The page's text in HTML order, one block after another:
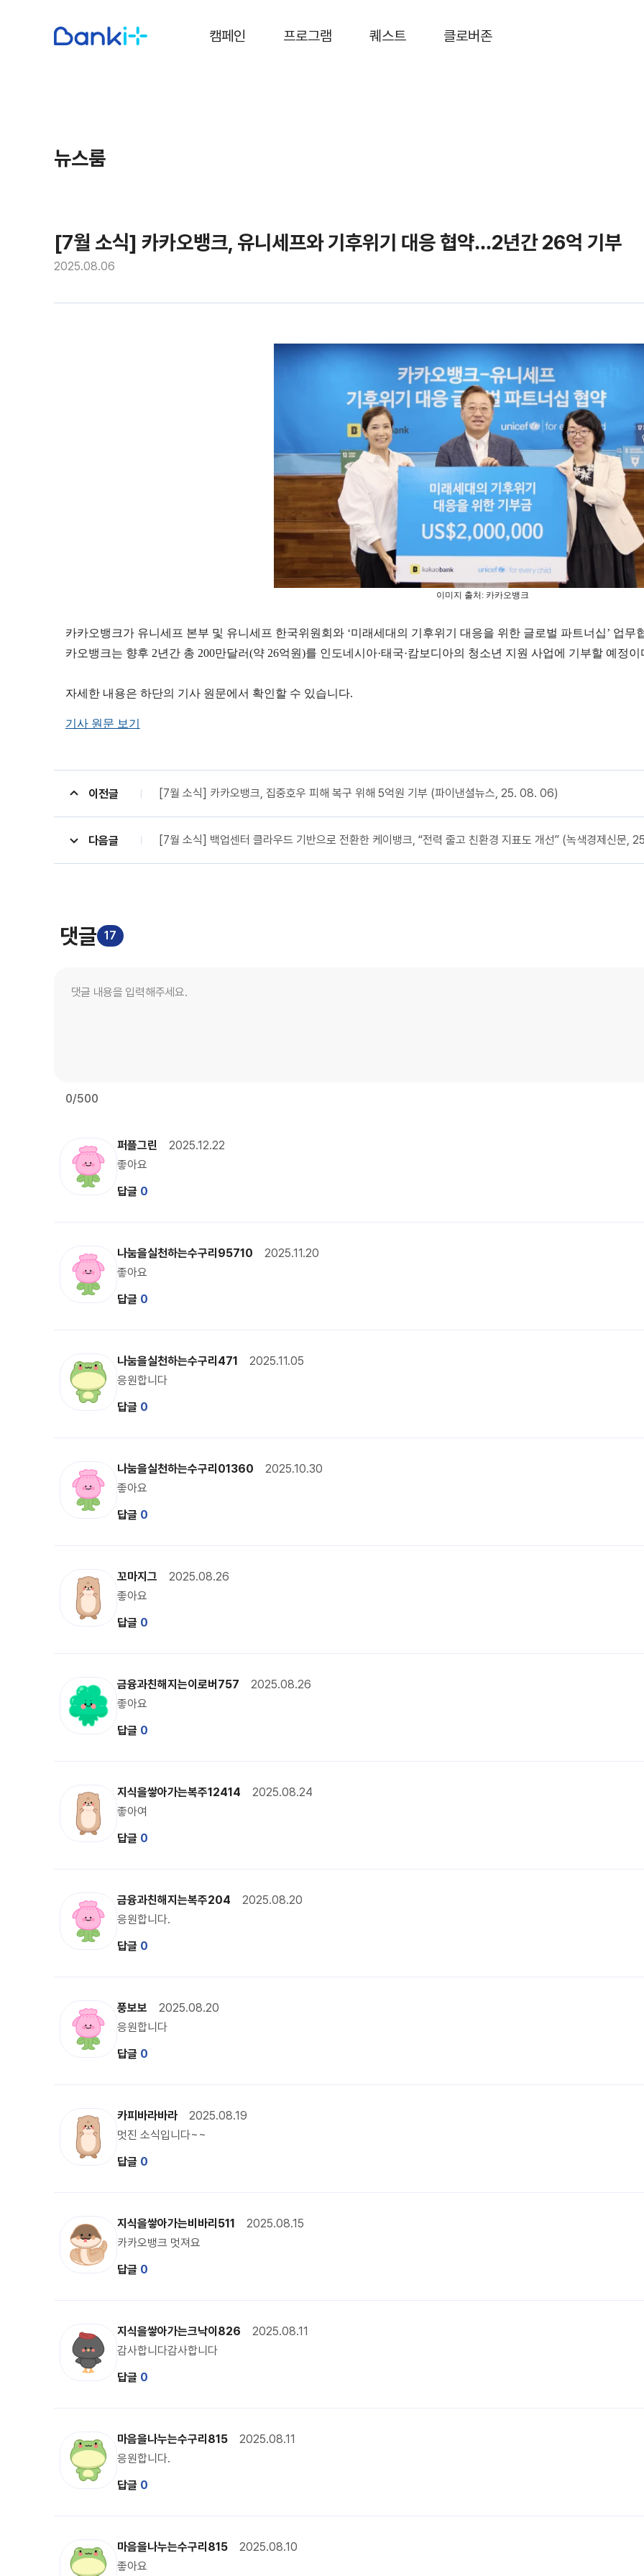
캠페인 프로그램 퀘스트 클로버존
뉴스룸
[7월 소식] 카카오뱅크, 유니세프와 기후위기 대응 협약…2년간 26억 기부
2025.08.06
이미지 출처: 카카오뱅크
카카오뱅크가 유니세프 본부 및 유니세프 한국위원회와 ‘미래세대의 기후위기 대응을 위한 글로벌 파트너십’ 업
카오뱅크는 향후 2년간 총 200만달러(약 26억원)를 인도네시아·태국·캄보디아의 청소년 지원 사업에 기부할 예정이
자세한 내용은 하단의 기사 원문에서 확인할 수 있습니다.
기사 원문 보기
이전글 [7월 소식] 카카오뱅크, 집중호우 피해 복구 위해 5억원 기부 (파이낸셜뉴스, 25. 08. 06)
다음글 [7월 소식] 백업센터 클라우드 기반으로 전환한 케이뱅크, “전력 줄고 친환경 지표도 개선” (녹색경제신문,
댓글 17
0/500
복주 캐릭터 이미지
퍼플그린
2025.12.22
좋아요
답글 0
복주 캐릭터 이미지나눔을실천하는수구리95710
2025.11.20
좋아요
답글 0
수구리 캐릭터 이미지나눔을실천하는수구리471
2025.11.05
응원합니다
답글 0
복주 캐릭터 이미지나눔을실천하는수구리01360
2025.10.30
좋아요
답글 0
달수리 캐릭터 이미지
꼬마지그
2025.08.26
좋아요
답글 0
이로버 캐릭터 이미지금융과친해지는이로버757
2025.08.26
좋아요
답글 0
달수리 캐릭터 이미지지식을쌓아가는복주12414
2025.08.24
좋아여
답글 0
복주 캐릭터 이미지금융과친해지는복주204
2025.08.20
응원합니다.
답글 0
복주 캐릭터 이미지
풍보보
2025.08.20
응원합니다
답글 0
달수리 캐릭터 이미지
카피바라바라
2025.08.19
멋진 소식입니다~~
답글 0
비바리 캐릭터 이미지지식을쌓아가는비바리511
2025.08.15
카카오뱅크 멋져요
답글 0
크낙이 캐릭터 이미지지식을쌓아가는크낙이826
2025.08.11
감사합니다감사합니다
답글 0
수구리 캐릭터 이미지마음을나누는수구리815
2025.08.11
응원합니다.
답글 0
수구리 캐릭터 이미지마음을나누는수구리815
2025.08.10
좋아요